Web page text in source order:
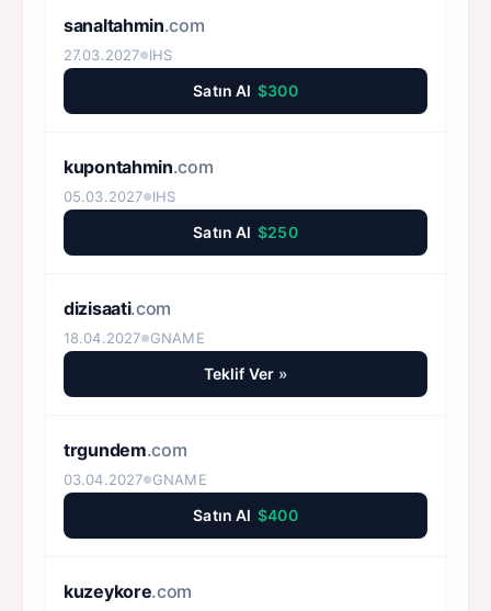
sanaltahmin.com
27.03.2027●IHS
Satın Al $300
kupontahmin.com
05.03.2027●IHS
Satın Al $250
dizisaati.com
18.04.2027●GNAME
Teklif Ver »
trgundem.com
03.04.2027●GNAME
Satın Al $400
kuzeykore.com